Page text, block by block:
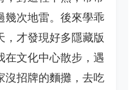
幾次地雷。後來學乖
，才發現好多隱藏版
在文化中心散步，遇
沒招牌的麵攤，去吃